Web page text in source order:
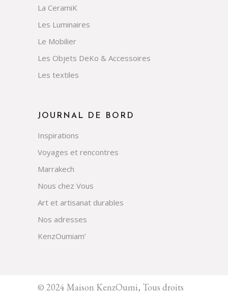
La CeramiK
Les Luminaires
Le Mobilier
Les Objets DeKo & Accessoires
Les textiles
JOURNAL DE BORD
Inspirations
Voyages et rencontres
Marrakech
Nous chez Vous
Art et artisanat durables
Nos adresses
KenzOumiam’
© 2024 Maison KenzOumi, Tous droits